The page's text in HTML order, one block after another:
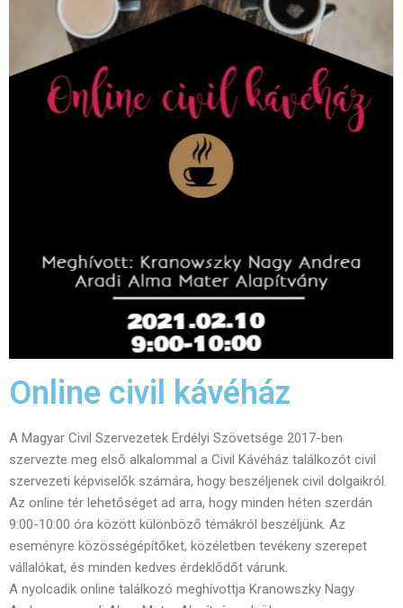
Online civil kávéház
A Magyar Civil Szervezetek Erdélyi Szövetsége 2017-ben
szervezte meg első alkalommal a Civil Kávéház találkozót civil
szervezeti képviselők számára, hogy beszéljenek civil dolgaikról.
Az online tér lehetőséget ad arra, hogy minden héten szerdán
9:00-10:00 óra között különböző témákról beszéljünk. Az
eseményre közösségépítőket, közéletben tevékeny szerepet
vállalókat, és minden kedves érdeklődőt várunk.
A nyolcadik online találkozó meghívottja Kranowszky Nagy